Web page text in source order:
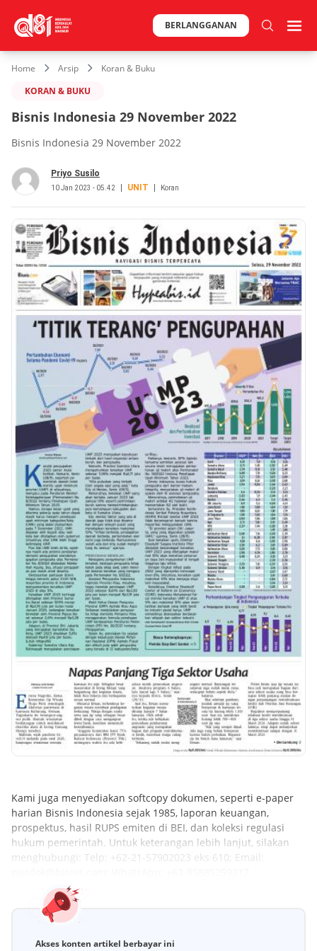
BERLANGGANAN
Home Arsip
Koran & Buku
KORAN & BUKU
Bisnis Indonesia 29 November 2022
Bisnis Indonesia 29 November 2022
Priyo Susilo
10 Jan 2023 - 05.42 UNIT Koran
Kami juga menyediakan softcopy dokumen, seperti e-paper
harian Bisnis Indonesia sejak 1985, laporan keuangan,
prospektus, hasil RUPS emiten di BEI, dan koleksi regulasi
hukum pemerintah. Untuk keterangan lebih lanjut, silakan
menghubungi: Telp: +62-21-57902023 eks 610; Email:
Akses konten artikel berbayar ini